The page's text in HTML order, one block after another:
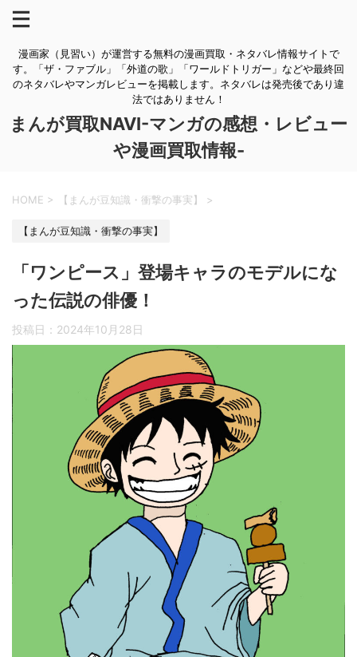
漫画家（見習い）が運営する無料の漫画買取・ネタバレ情報サイトで
す。「ザ・ファブル」「外道の歌」「ワールドトリガー」などや最終回
のネタバレやマンガレビューを掲載します。ネタバレは発売後であり違
法ではありません！
まんが買取NAVI-マンガの感想・レビュー
や漫画買取情報-
HOME > 【まんが豆知識・衝撃の事実】 >
【まんが豆知識・衝撃の事実】
「ワンピース」登場キャラのモデルにな
った伝説の俳優！
投稿日： 2024年10月28日